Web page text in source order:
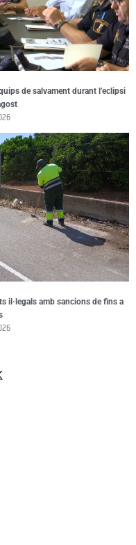
de salvament durant l’eclipsi
il·legals amb sancions de fins a